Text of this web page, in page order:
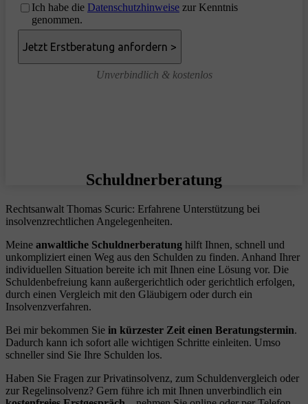
Ich habe die Datenschutzhinweise zur Kenntnis
genommen.
Unverbindlich & kostenlos
Schuldnerberatung
Rechtsanwalt Thomas Scuric: Erfahrene Unterstützung bei
insolvenzrechtlichen Angelegenheiten.
Meine anwaltliche Schuldnerberatung hilft Ihnen, schnell und
unkompliziert einen Weg aus den Schulden zu finden. Anhand Ihrer
individuellen Situation bereite ich mit Ihnen eine Lösung vor. Die
Schuldenbefreiung kann außergerichtlich oder gerichtlich erfolgen,
durch einen Vergleich mit den Gläubigern oder durch ein
Insolvenzverfahren.
Bei mir bekommen Sie in kürzester Zeit einen Beratungstermin.
Dadurch kann ich sofort alle wichtigen Schritte einleiten. Umso
schneller sind Sie Ihre Schulden los.
Haben Sie Fragen zur Privatinsolvenz, zum Schuldenvergleich oder
zur Regelinsolvenz? Gern führe ich mit Ihnen unverbindlich ein